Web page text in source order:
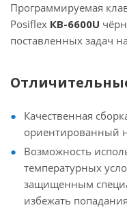
Программируемая
Posiflex КВ-6600U
поставленных задач
Качественная
ориентированный
Возможность
температурных
защищенным
избежать